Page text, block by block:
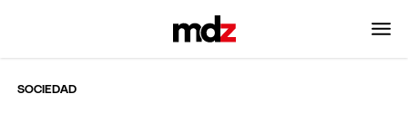
SOCIEDAD